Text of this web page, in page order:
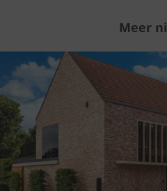
Meer